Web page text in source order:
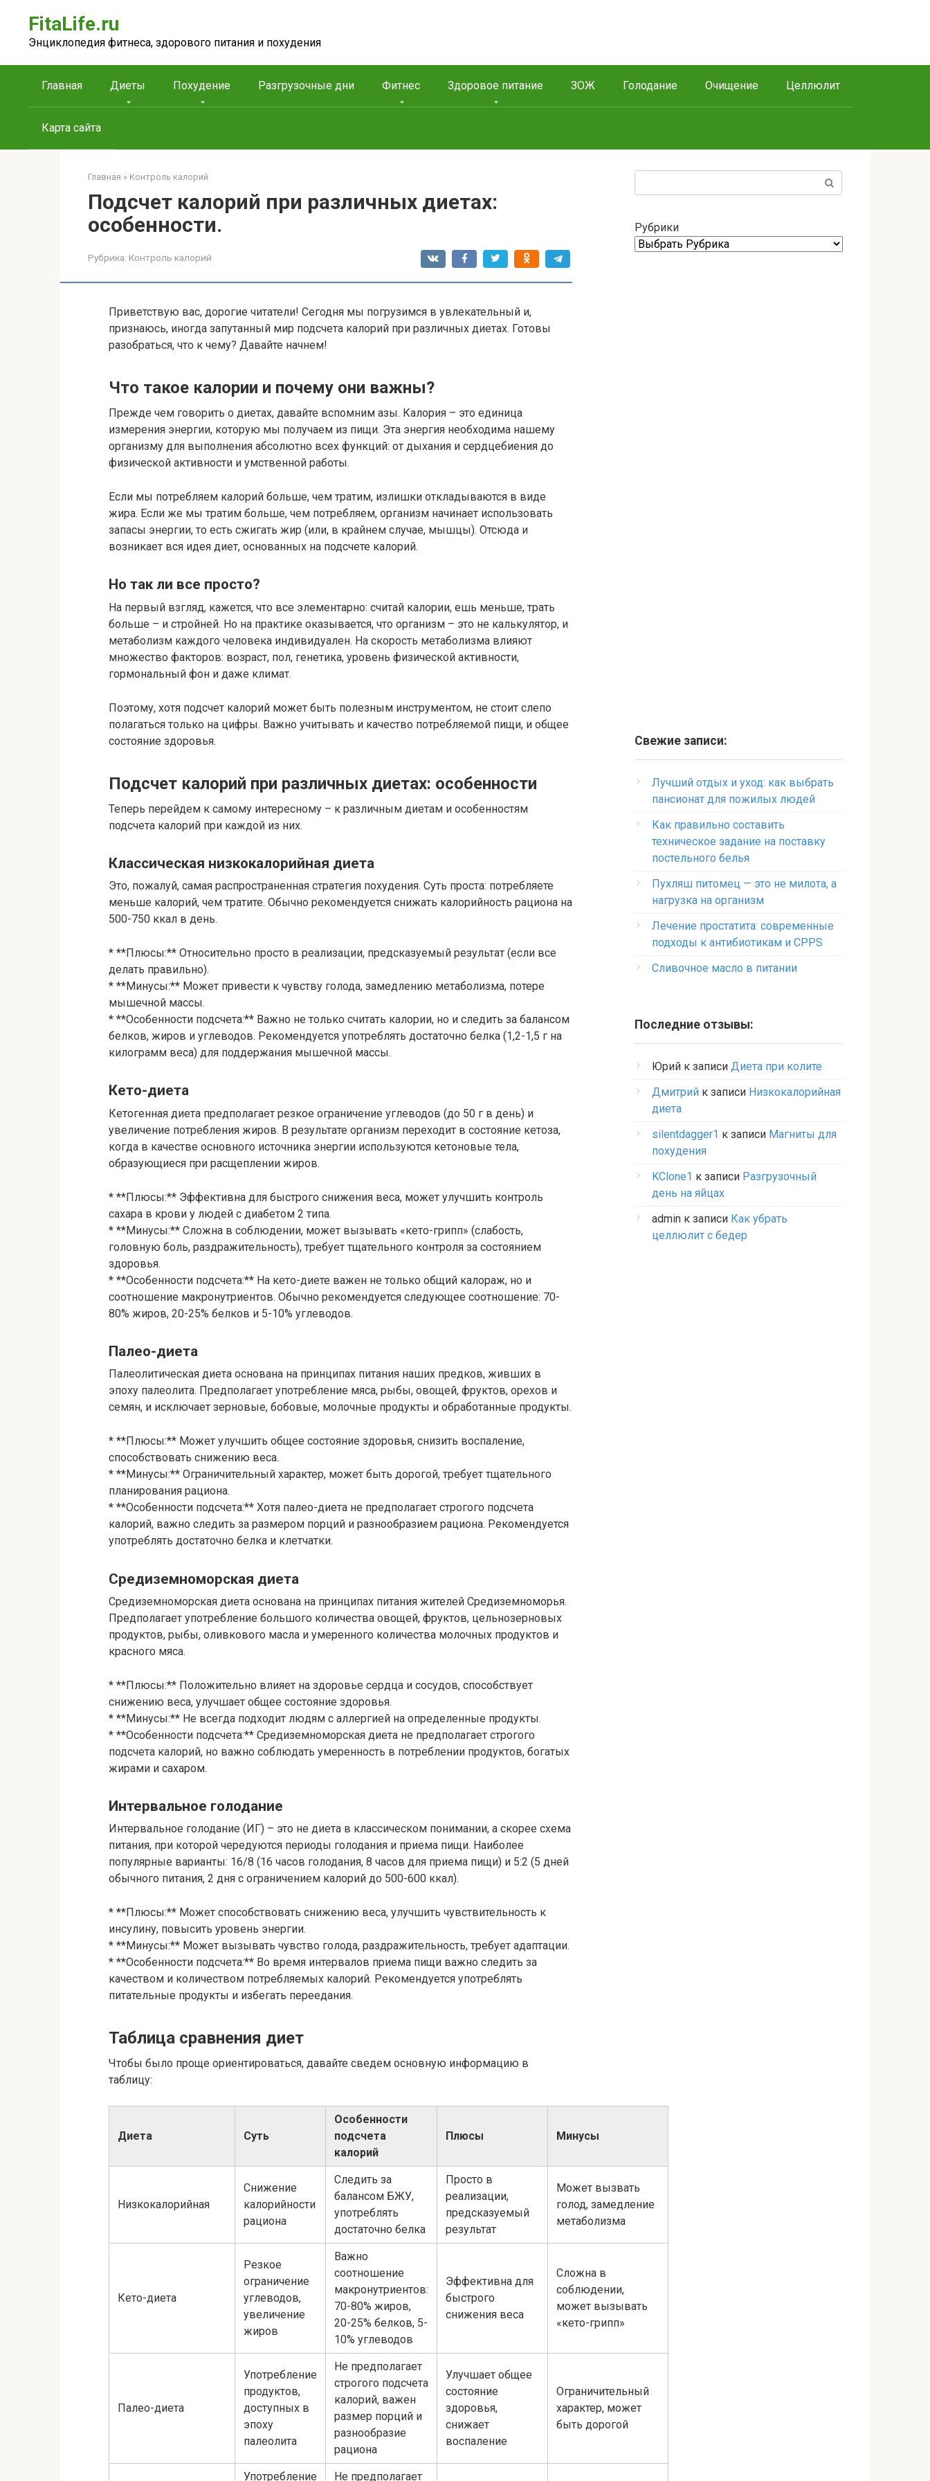
контенту
FitaLife.ru
Энциклопедия фитнеса, здорового питания и похудения
Главная Диеты Похудение Разгрузочные дни Фитнес Здоровое питание ЗОЖ Голодание Очищение Целлюлит
Карта сайта
Главная » Контроль калорий
Подсчет калорий при различных диетах:
особенности.
Рубрика: Контроль калорий
Приветствую вас, дорогие читатели! Сегодня мы погрузимся в увлекательный и,
признаюсь, иногда запутанный мир подсчета калорий при различных диетах. Готовы
разобраться, что к чему? Давайте начнем!
Что такое калории и почему они важны?
Прежде чем говорить о диетах, давайте вспомним азы. Калория – это единица
измерения энергии, которую мы получаем из пищи. Эта энергия необходима нашему
организму для выполнения абсолютно всех функций: от дыхания и сердцебиения до
физической активности и умственной работы.
Если мы потребляем калорий больше, чем тратим, излишки откладываются в виде
жира. Если же мы тратим больше, чем потребляем, организм начинает использовать
запасы энергии, то есть сжигать жир (или, в крайнем случае, мышцы). Отсюда и
возникает вся идея диет, основанных на подсчете калорий.
Но так ли все просто?
На первый взгляд, кажется, что все элементарно: считай калории, ешь меньше, трать
больше – и стройней. Но на практике оказывается, что организм – это не калькулятор, и
метаболизм каждого человека индивидуален. На скорость метаболизма влияют
множество факторов: возраст, пол, генетика, уровень физической активности,
гормональный фон и даже климат.
Поэтому, хотя подсчет калорий может быть полезным инструментом, не стоит слепо
полагаться только на цифры. Важно учитывать и качество потребляемой пищи, и общее
состояние здоровья.
Подсчет калорий при различных диетах: особенности
Теперь перейдем к самому интересному – к различным диетам и особенностям
подсчета калорий при каждой из них.
Классическая низкокалорийная диета
Это, пожалуй, самая распространенная стратегия похудения. Суть проста: потребляете
меньше калорий, чем тратите. Обычно рекомендуется снижать калорийность рациона на
500-750 ккал в день.
* **Плюсы:** Относительно просто в реализации, предсказуемый результат (если все
делать правильно).
* **Минусы:** Может привести к чувству голода, замедлению метаболизма, потере
мышечной массы.
* **Особенности подсчета:** Важно не только считать калории, но и следить за балансом
белков, жиров и углеводов. Рекомендуется употреблять достаточно белка (1,2-1,5 г на
килограмм веса) для поддержания мышечной массы.
Кето-диета
Кетогенная диета предполагает резкое ограничение углеводов (до 50 г в день) и
увеличение потребления жиров. В результате организм переходит в состояние кетоза,
когда в качестве основного источника энергии используются кетоновые тела,
образующиеся при расщеплении жиров.
* **Плюсы:** Эффективна для быстрого снижения веса, может улучшить контроль
сахара в крови у людей с диабетом 2 типа.
* **Минусы:** Сложна в соблюдении, может вызывать «кето-грипп» (слабость,
головную боль, раздражительность), требует тщательного контроля за состоянием
здоровья.
* **Особенности подсчета:** На кето-диете важен не только общий калораж, но и
соотношение макронутриентов. Обычно рекомендуется следующее соотношение: 70-
80% жиров, 20-25% белков и 5-10% углеводов.
Палео-диета
Палеолитическая диета основана на принципах питания наших предков, живших в
эпоху палеолита. Предполагает употребление мяса, рыбы, овощей, фруктов, орехов и
семян, и исключает зерновые, бобовые, молочные продукты и обработанные продукты.
* **Плюсы:** Может улучшить общее состояние здоровья, снизить воспаление,
способствовать снижению веса.
* **Минусы:** Ограничительный характер, может быть дорогой, требует тщательного
планирования рациона.
* **Особенности подсчета:** Хотя палео-диета не предполагает строгого подсчета
калорий, важно следить за размером порций и разнообразием рациона. Рекомендуется
употреблять достаточно белка и клетчатки.
Средиземноморская диета
Средиземноморская диета основана на принципах питания жителей Средиземноморья.
Предполагает употребление большого количества овощей, фруктов, цельнозерновых
продуктов, рыбы, оливкового масла и умеренного количества молочных продуктов и
красного мяса.
* **Плюсы:** Положительно влияет на здоровье сердца и сосудов, способствует
снижению веса, улучшает общее состояние здоровья.
* **Минусы:** Не всегда подходит людям с аллергией на определенные продукты.
* **Особенности подсчета:** Средиземноморская диета не предполагает строгого
подсчета калорий, но важно соблюдать умеренность в потреблении продуктов, богатых
жирами и сахаром.
Интервальное голодание
Интервальное голодание (ИГ) – это не диета в классическом понимании, а скорее схема
питания, при которой чередуются периоды голодания и приема пищи. Наиболее
популярные варианты: 16/8 (16 часов голодания, 8 часов для приема пищи) и 5:2 (5 дней
обычного питания, 2 дня с ограничением калорий до 500-600 ккал).
* **Плюсы:** Может способствовать снижению веса, улучшить чувствительность к
инсулину, повысить уровень энергии.
* **Минусы:** Может вызывать чувство голода, раздражительность, требует адаптации.
* **Особенности подсчета:** Во время интервалов приема пищи важно следить за
качеством и количеством потребляемых калорий. Рекомендуется употреблять
питательные продукты и избегать переедания.
Таблица сравнения диет
Чтобы было проще ориентироваться, давайте сведем основную информацию в
таблицу:
Диета Суть
Особенности
подсчета
калорий
Плюсы Минусы
Низкокалорийная
Снижение
калорийности
рациона
Следить за
балансом БЖУ,
употреблять
достаточно белка
Просто в
реализации,
предсказуемый
результат
Может вызвать
голод, замедление
метаболизма
Кето-диета
Резкое
ограничение
углеводов,
увеличение
жиров
Важно
соотношение
макронутриентов:
70-80% жиров,
20-25% белков, 5-
10% углеводов
Эффективна для
быстрого
снижения веса
Сложна в
соблюдении,
может вызывать
«кето-грипп»
Палео-диета
Употребление
продуктов,
доступных в
эпоху
палеолита
Не предполагает
строгого подсчета
калорий, важен
размер порций и
разнообразие
рациона
Улучшает общее
состояние
здоровья,
снижает
воспаление
Ограничительный
характер, может
быть дорогой
Употребление Не предполагает
Рубрики
Свежие записи:
Лучший отдых и уход: как выбрать
пансионат для пожилых людей
Как правильно составить
техническое задание на поставку
постельного белья
Пухляш питомец — это не милота, а
нагрузка на организм
Лечение простатита: современные
подходы к антибиотикам и CPPS
Сливочное масло в питании
Последние отзывы:
Юрий к записи Диета при колите
Дмитрий к записи Низкокалорийная
диета
silentdagger1 к записи Магниты для
похудения
KClone1 к записи Разгрузочный
день на яйцах
admin к записи Как убрать
целлюлит с бедер